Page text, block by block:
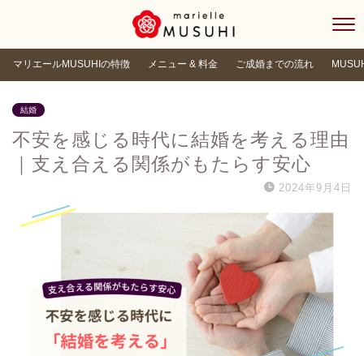
マリエールMUSUHIの特徴 メニュー & 料金 ご成婚までの流れ
結婚
不安を感じる時代に結婚を考える理由
｜支え合える関係がもたらす安心
2024年9月4日